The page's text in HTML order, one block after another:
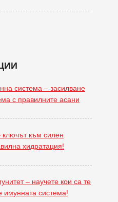
система – засилване
с правилните асани
ключът към силен
хидратация!
– научете кои са те
имунната система!